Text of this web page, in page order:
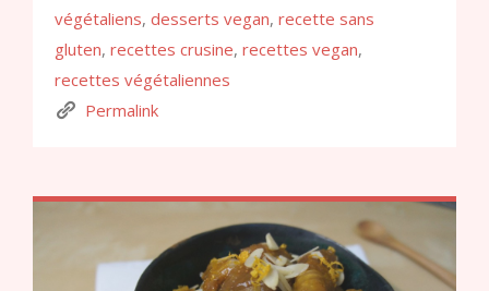
végétaliens, desserts vegan, recette sans
gluten, recettes crusine, recettes vegan,
recettes végétaliennes
Permalink